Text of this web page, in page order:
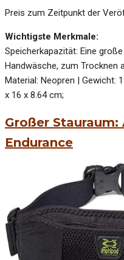
Preis zum Zeitpunkt der
Wichtigste Merkmale:
Speicherkapazität: Eine
Handwäsche, zum Trocknen
Material: Neopren | Gewicht:
x 16 x 8.64 cm;
Großer
Endurance